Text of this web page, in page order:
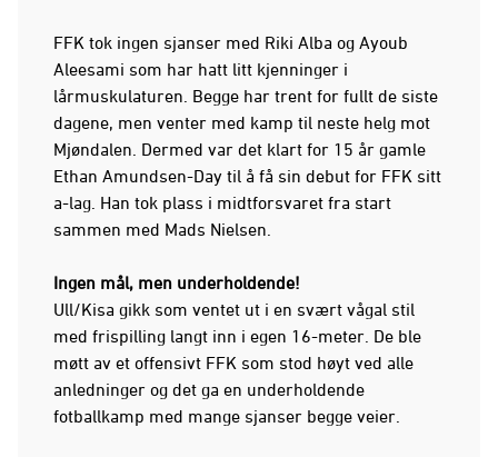
FFK tok ingen sjanser med Riki Alba og Ayoub
Aleesami som har hatt litt kjenninger i
lårmuskulaturen. Begge har trent for fullt de siste
dagene, men venter med kamp til neste helg mot
Mjøndalen. Dermed var det klart for 15 år gamle
Ethan Amundsen-Day til å få sin debut for FFK sitt
a-lag. Han tok plass i midtforsvaret fra start
sammen med Mads Nielsen.
Ingen mål, men underholdende!
Ull/Kisa gikk som ventet ut i en svært vågal stil
med frispilling langt inn i egen 16-meter. De ble
møtt av et offensivt FFK som stod høyt ved alle
anledninger og det ga en underholdende
fotballkamp med mange sjanser begge veier.